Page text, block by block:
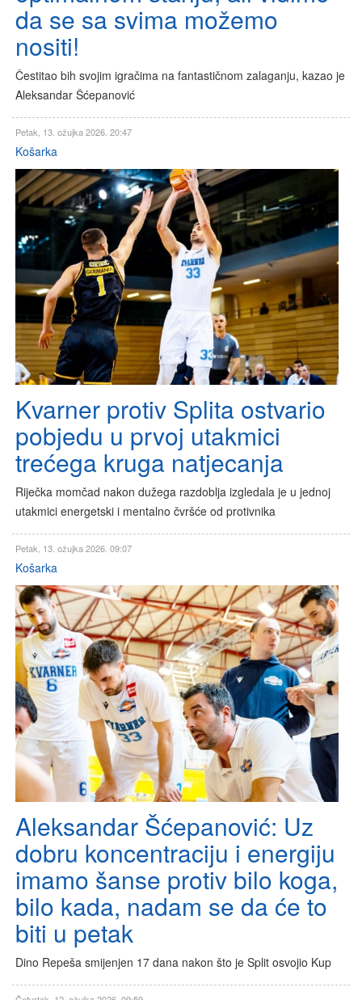
da se sa svima možemo
nositi!
Čestitao bih svojim igračima na fantastičnom zalaganju, kazao je
Aleksandar Šćepanović
Petak, 13. ožujka 2026. 20:47
Košarka
Kvarner protiv Splita ostvario
pobjedu u prvoj utakmici
trećega kruga natjecanja
Riječka momčad nakon dužega razdoblja izgledala je u jednoj
utakmici energetski i mentalno čvršće od protivnika
Petak, 13. ožujka 2026. 09:07
Košarka
Aleksandar Šćepanović: Uz
dobru koncentraciju i energiju
imamo šanse protiv bilo koga,
bilo kada, nadam se da će to
biti u petak
Dino Repeša smijenjen 17 dana nakon što je Split osvojio Kup